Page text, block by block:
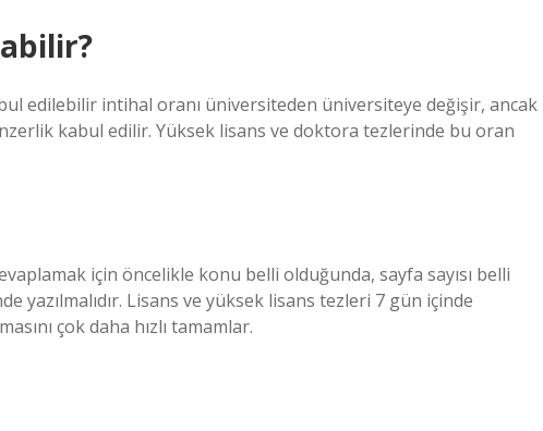
edilebilir intihal oranı üniversiteden üniversiteye değişir, ancak
kabul edilir. Yüksek lisans ve doktora tezlerinde bu oran
için öncelikle konu belli olduğunda, sayfa sayısı belli
yazılmalıdır. Lisans ve yüksek lisans tezleri 7 gün içinde
çok daha hızlı tamamlar.